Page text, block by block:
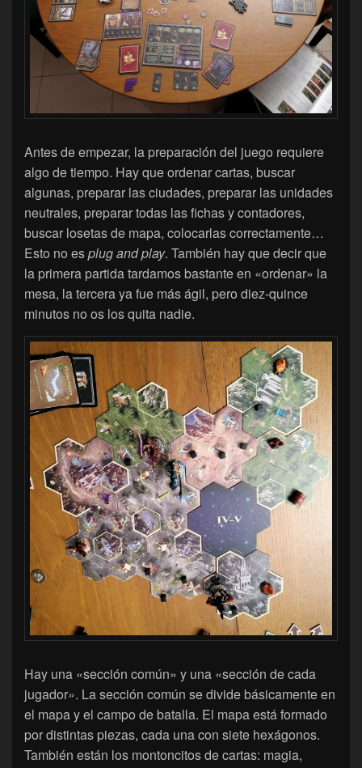
Antes de empezar, la preparación del juego requiere
algo de tiempo. Hay que ordenar cartas, buscar
algunas, preparar las ciudades, preparar las unidades
neutrales, preparar todas las fichas y contadores,
buscar losetas de mapa, colocarlas correctamente…
Esto no esplug and play. También hay que decir que
la primera partida tardamos bastante en «ordenar» la
mesa, la tercera ya fue más ágil, pero diez-quince
minutos no os los quita nadie.
Hay una «sección común» y una «sección de cada
jugador». La sección común se divide básicamente en
el mapa y el campo de batalla. El mapa está formado
por distintas piezas, cada una con siete hexágonos.
También están los montoncitos de cartas: magia,